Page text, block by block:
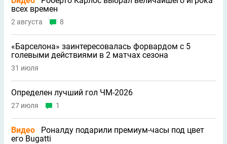
всех времен
2 августа 8
«Барселона» заинтересовалась форвардом с 5
голевыми действиями в 2 матчах сезона
31 июля
Определен лучший гол ЧМ-2026
27 июля 1
Видео
Роналду подарили премиум-часы под цвет
его Bugatti